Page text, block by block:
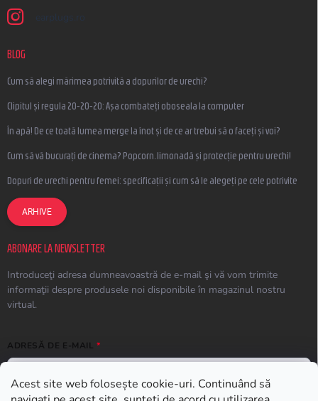
Acest site web folosește cookie-uri. Continuând să
earplugs.ro
BLOG
Cum să alegi mărimea potrivită a dopurilor de urechi?
Clipitul și regula 20-20-20: Așa combateți oboseala la computer
În apă! De ce toată lumea merge la înot și de ce ar trebui să o faceți și voi?
Cum să vă bucurați de cinema? Popcorn, limonadă și protecție pentru urechi!
Dopuri de urechi pentru femei: specificații și cum să le alegeți pe cele potrivite
ARHIVE
ABONARE LA NEWSLETTER
Introduceţi adresa dumneavoastră de e-mail şi vă vom trimite
informaţii despre produsele noi disponibile în magazinul nostru
virtual.
ADRESĂ DE E-MAIL